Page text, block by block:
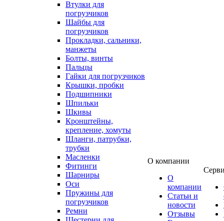
Втулки для
погрузчиков
Шайбы для
погрузчиков
Прокладки, сальники,
манжеты
Болты, винты
Пальцы
Гайки для погрузчиков
Крышки, пробки
Подшипники
Шпильки
Шкивы
Кронштейны,
крепление, хомуты
Шланги, патрубки,
трубки
Масленки
Фитинги
Шарниры
Оси
Пружины для
погрузчиков
Ремни
О компании
О
компании
Статьи и
новости
Отзывы